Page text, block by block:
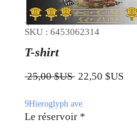
SKU : 6453062314
T-shirt
25,00 $US Prix original
22,50 $US
9Hieroglyph ave
Le réservoir *